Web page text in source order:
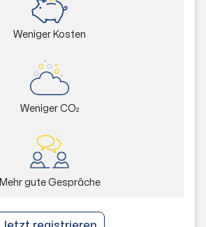
Weniger Kosten
Weniger CO₂
Mehr gute Gespräche